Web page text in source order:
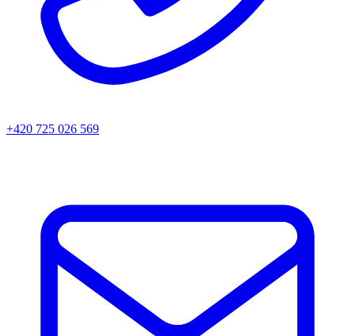
+420 725 026 569